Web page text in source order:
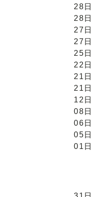
28日
28日
27日
27日
25日
22日
21日
21日
12日
08日
06日
05日
01日